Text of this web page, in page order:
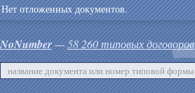
Нет отложенных документов.
NoNumber—58 260 типовых договоров